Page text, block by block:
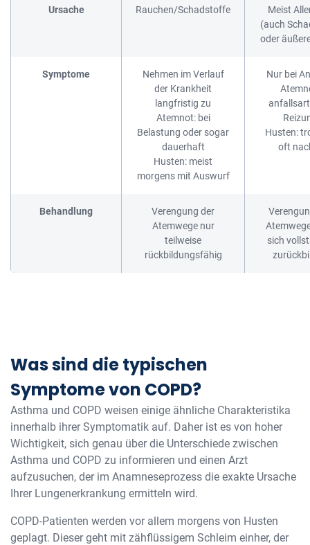
Ursache Rauchen/Schadstoffe
Meist
(auch
oder
Symptome
Nehmen im Verlauf
der Krankheit
langfristig zu
Atemnot: bei
Belastung oder sogar
dauerhaft
Husten: meist
morgens mit Auswurf
Nur bei
Husten:
oft
Behandlung
Verengung der
Atemwege nur
teilweise
rückbildungsfähig
sich
Was sind die typischen
Symptome von COPD?
Asthma und COPD weisen einige ähnliche Charakteristika
innerhalb ihrer Symptomatik auf. Daher ist es von hoher
Wichtigkeit, sich genau über die Unterschiede zwischen
Asthma und COPD zu informieren und einen Arzt
aufzusuchen, der im Anamneseprozess die exakte Ursache
Ihrer Lungenerkrankung ermitteln wird.
COPD-Patienten werden vor allem morgens von Husten
geplagt. Dieser geht mit zähflüssigem Schleim einher, der